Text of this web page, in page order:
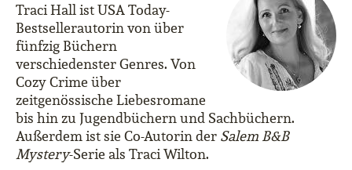
Traci Hall ist USA Today-
Bestsellerautorin von über
fünfzig Büchern
verschiedenster Genres. Von
Cozy Crime über
zeitgenössische Liebesromane
bis hin zu Jugendbüchern und Sachbüchern.
Außerdem ist sie Co-Autorin der Salem B&B
Mystery-Serie als Traci Wilton.